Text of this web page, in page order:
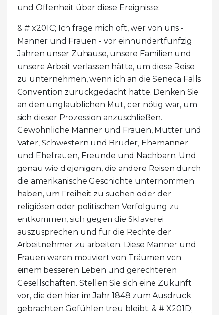
und Offenheit über diese Ereignisse:
& # x201C; Ich frage mich oft, wer von uns -
Männer und Frauen - vor einhundertfünfzig
Jahren unser Zuhause, unsere Familien und
unsere Arbeit verlassen hätte, um diese Reise
zu unternehmen, wenn ich an die Seneca Falls
Convention zurückgedacht hätte. Denken Sie
an den unglaublichen Mut, der nötig war, um
sich dieser Prozession anzuschließen.
Gewöhnliche Männer und Frauen, Mütter und
Väter, Schwestern und Brüder, Ehemänner
und Ehefrauen, Freunde und Nachbarn. Und
genau wie diejenigen, die andere Reisen durch
die amerikanische Geschichte unternommen
haben, um Freiheit zu suchen oder der
religiösen oder politischen Verfolgung zu
entkommen, sich gegen die Sklaverei
auszusprechen und für die Rechte der
Arbeitnehmer zu arbeiten. Diese Männer und
Frauen waren motiviert von Träumen von
einem besseren Leben und gerechteren
Gesellschaften. Stellen Sie sich eine Zukunft
vor, die den hier im Jahr 1848 zum Ausdruck
gebrachten Gefühlen treu bleibt. & # X201D;